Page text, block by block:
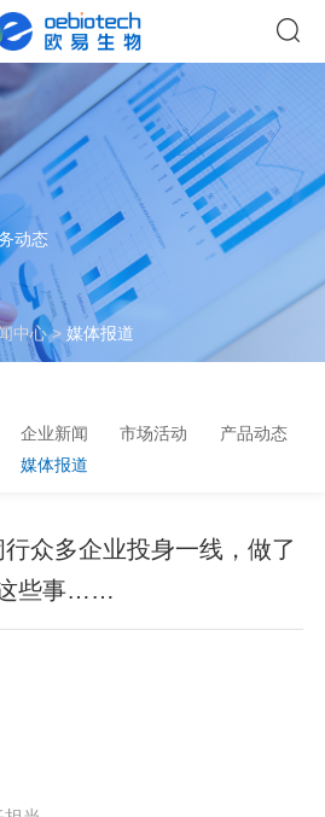
动态
中心> 媒体报道
企业新闻 市场活动
产品动态
媒体报道
众多企业投身一线，做了
些事……